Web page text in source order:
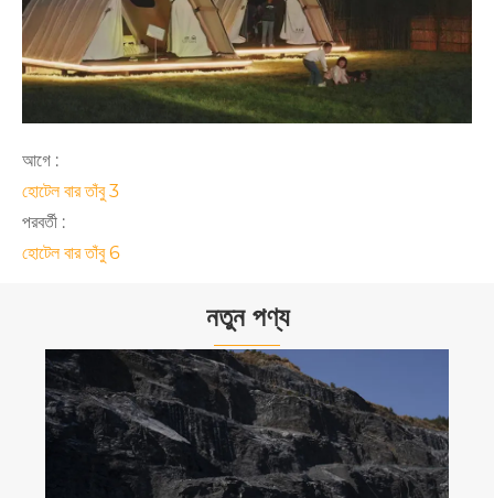
আগে :
হোটেল বার তাঁবু 3
পরবর্তী :
হোটেল বার তাঁবু 6
নতুন পণ্য